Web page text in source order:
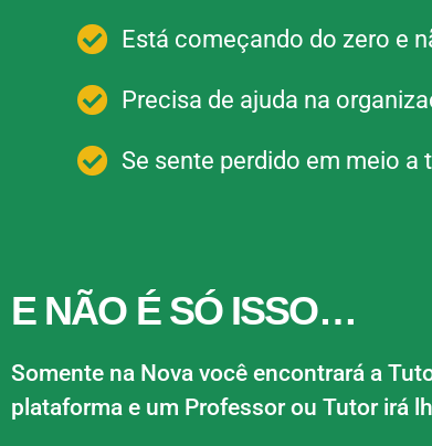
Está começando do zero e
Precisa de ajuda na
Se sente perdido em meio
E NÃO É SÓ ISSO…
Somente na Nova você encontrará a
plataforma e um Professor ou Tutor irá